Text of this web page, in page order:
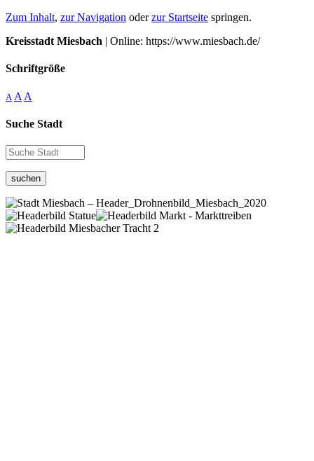
Zum Inhalt, zur Navigation oderzur Startseite springen.
Kreisstadt Miesbach | Online: https://www.miesbach.de/
Schriftgröße
A A A
Suche Stadt
suchen